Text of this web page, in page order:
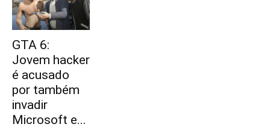
GTA 6:
Jovem hacker
é acusado
por também
invadir
Microsoft e...